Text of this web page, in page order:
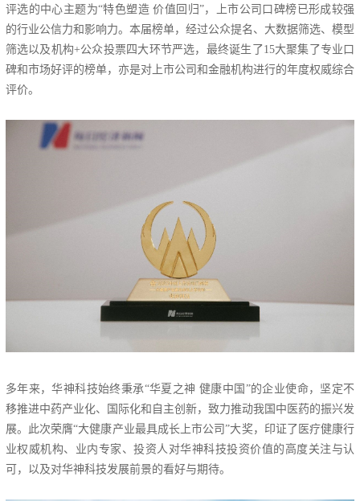
评选的中心主题为“特色塑造 价值回归”，上市公司口碑榜已形成较强
的行业公信力和影响力。本届榜单，经过公众提名、大数据筛选、模型
筛选以及机构+公众投票四大环节严选，最终诞生了15大聚集了专业口
碑和市场好评的榜单，亦是对上市公司和金融机构进行的年度权威综合
评价。
多年来，华神科技始终秉承“华夏之神 健康中国”的企业使命，坚定不
移推进中药产业化、国际化和自主创新，致力推动我国中医药的振兴发
展。此次荣膺“大健康产业最具成长上市公司”大奖，印证了医疗健康行
业权威机构、业内专家、投资人对华神科技投资价值的高度关注与认
可，以及对华神科技发展前景的看好与期待。